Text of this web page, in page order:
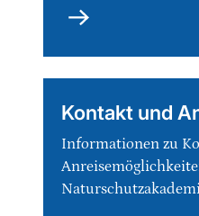
Insel
Kontakt und
Informationen zu